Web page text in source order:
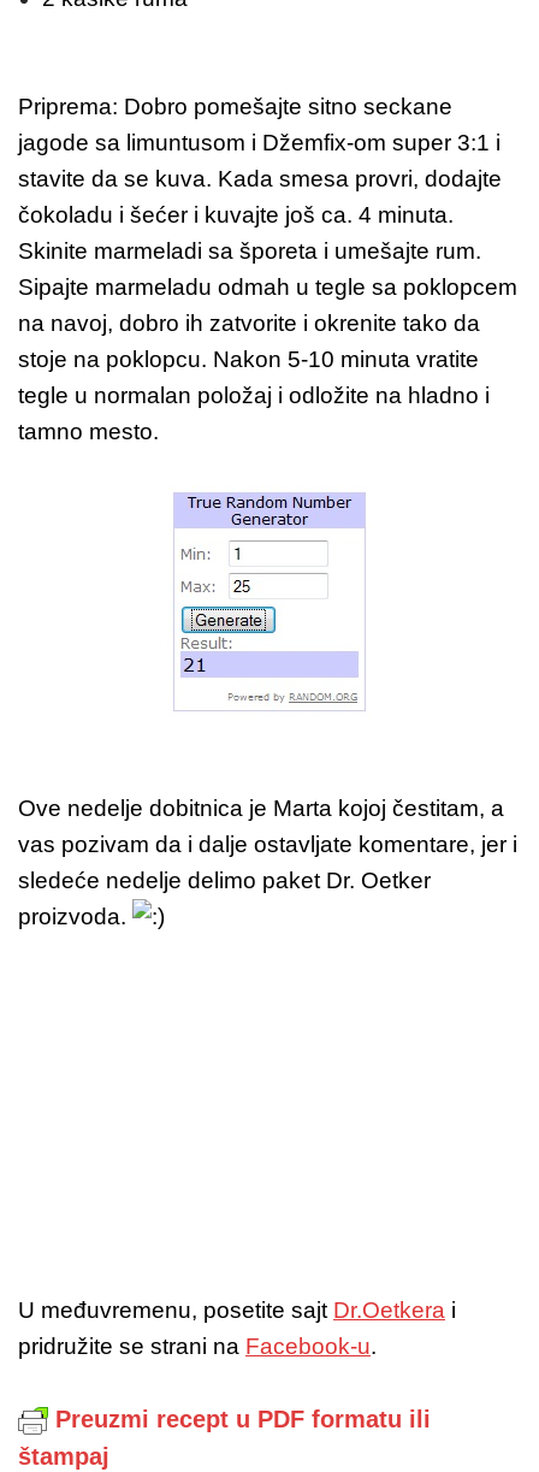
Priprema: Dobro pomešajte sitno seckane
jagode sa limuntusom i Džemfix-om super 3:1 i
stavite da se kuva. Kada smesa provri, dodajte
čokoladu i šećer i kuvajte još ca. 4 minuta.
Skinite marmeladi sa šporeta i umešajte rum.
Sipajte marmeladu odmah u tegle sa poklopcem
na navoj, dobro ih zatvorite i okrenite tako da
stoje na poklopcu. Nakon 5-10 minuta vratite
tegle u normalan položaj i odložite na hladno i
tamno mesto.
Ove nedelje dobitnica je Marta kojoj čestitam, a
vas pozivam da i dalje ostavljate komentare, jer i
sledeće nedelje delimo paket Dr. Oetker
proizvoda.
U međuvremenu, posetite sajt Dr.Oetkera i
pridružite se strani na Facebook-u.
Preuzmi recept u PDF formatu ili
štampaj